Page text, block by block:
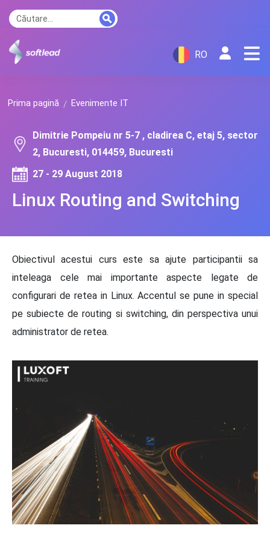
RO
Prima pagină Evenimente IT
Linux Routing and Switching
Dimitrie Pompeiu nr 5-7 , cladirea C, etaj 5, sector
2, Bucuresti, 014459, Bucuresti
27 - 29 August 2018
Obiectivul acestui curs este sa ajute participantii sa
inteleaga cele mai importante aspecte legate de
configurari de retea in Linux. Accentul se pune in special
pe subiecte de routing si switching, din perspectiva unui
administrator de retea.